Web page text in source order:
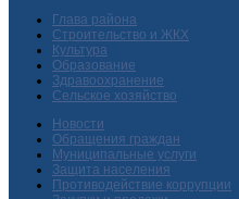
Глава района
Строительство и ЖКХ
Культура
Образование
Здравоохранение
Сельское хозяйство
Новости
Обращения граждан
Муниципальные услуги
Защита населения
Противодействие коррупции